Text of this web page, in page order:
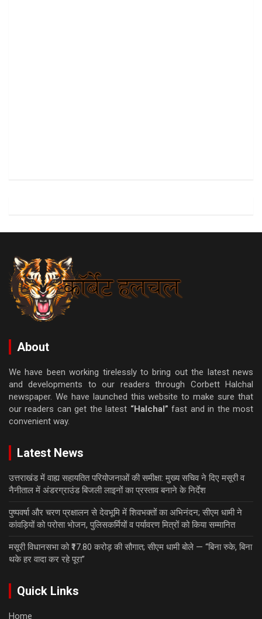
About
We have been working tirelessly to bring out the latest news
and developments to our readers through Corbett Halchal
newspaper. We have launched this website to make sure that
our readers can get the latest “Halchal” fast and in the most
convenient way.
Latest News
उत्तराखंड में वाह्य सहायतित परियोजनाओं की समीक्षा: मुख्य सचिव ने दिए मसूरी व
नैनीताल में अंडरग्राउंड बिजली लाइनों का प्रस्ताव बनाने के निर्देश
पुष्पवर्षा और चरण प्रक्षालन से देवभूमि में शिवभक्तों का अभिनंदन; सीएम धामी ने
कांवड़ियों को परोसा भोजन, पुलिसकर्मियों व पर्यावरण मित्रों को किया सम्मानित
मसूरी विधानसभा को ₹17.80 करोड़ की सौगात; सीएम धामी बोले — “बिना रुके, बिना
थके हर वादा कर रहे पूरा”
Quick Links
Home